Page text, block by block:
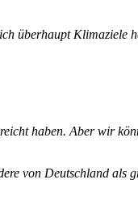
überhaupt Klimaziele
haben. Aber wir
von Deutschland als